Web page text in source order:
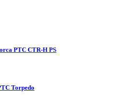
PTC CTR-H PS
Torpedo